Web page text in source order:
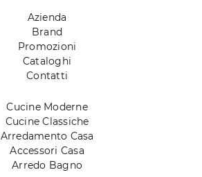
Azienda
Brand
Promozioni
Cataloghi
Contatti
Cucine Moderne
Cucine Classiche
Arredamento Casa
Accessori Casa
Arredo Bagno